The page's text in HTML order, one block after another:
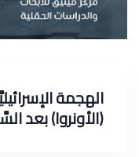
الهجمة
(الأونروا) بعد